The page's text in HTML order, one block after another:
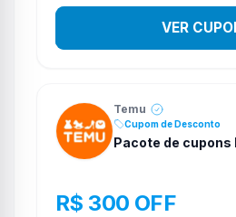
VER
Temu
Cupom de Desconto
Pacote de cupons
R$ 300 OFF